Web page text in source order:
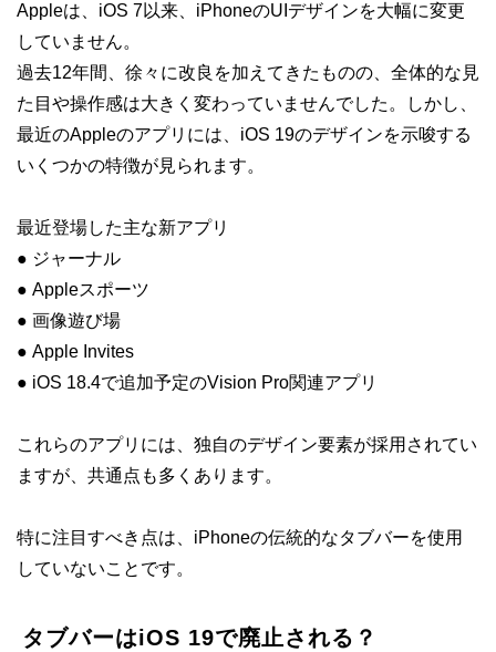
Appleは、iOS 7以来、iPhoneのUIデザインを大幅に変更
していません。
過去12年間、徐々に改良を加えてきたものの、全体的な見
た目や操作感は大きく変わっていませんでした。しかし、
最近のAppleのアプリには、iOS 19のデザインを示唆する
いくつかの特徴が見られます。
最近登場した主な新アプリ
● ジャーナル
● Appleスポーツ
● 画像遊び場
● Apple Invites
● iOS 18.4で追加予定のVision Pro関連アプリ
これらのアプリには、独自のデザイン要素が採用されてい
ますが、共通点も多くあります。
特に注目すべき点は、iPhoneの伝統的なタブバーを使用
していないことです。
タブバーはiOS 19で廃止される？